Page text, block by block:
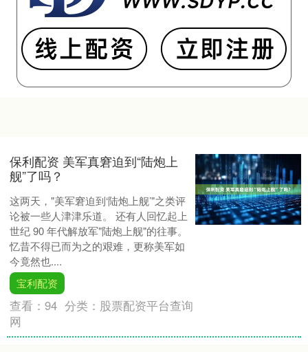
保利配资 美军真窘迫到“陆炮上
舰”了吗？
这两天，"美军窘迫到‘陆炮上舰’"之类评
论被一些人津津乐道。 还有人回忆起上
世纪 90 年代解放军"陆炮上舰"的往事。
忆昔不得已而为之的艰难，更称美军如
今竟然也....
宝利配资
查看：94 分类： 股票配资平台查询
网